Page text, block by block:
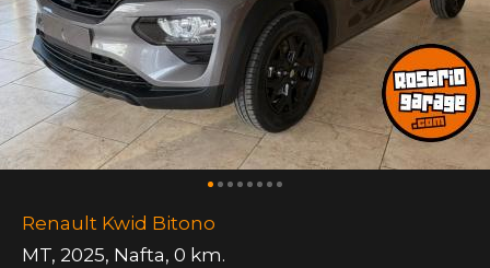
Renault Kwid Bitono
MT, 2025, Nafta, 0 km.